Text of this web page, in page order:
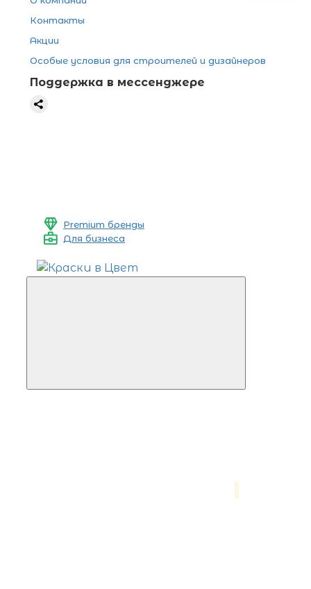
Контакты
Акции
Особые условия для строителей и дизайнеров
Поддержка в мессенджере
Premium бренды
Для бизнеса